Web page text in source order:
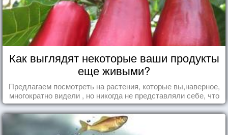
Как выглядят некоторые ваши продукты
еще живыми?
Предлагаем посмотреть на растения, которые вы,наверное,
многократно видели , но никогда не представляли себе, что
употребляете их в пищу.